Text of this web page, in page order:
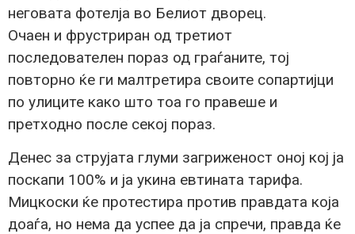
неговата фотелја во Белиот дворец.
Очаен и фрустриран од третиот
последователен пораз од граѓаните, тој
повторно ќе ги малтретира своите сопартијци
по улиците како што тоа го правеше и
претходно после секој пораз.
Денес за струјата глуми загриженост оној кој ја
поскапи 100% и ја укина евтината тарифа.
Мицкоски ќе протестира против правдата која
доаѓа, но нема да успее да ја спречи, правда ќе